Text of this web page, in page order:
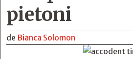
pietoni
de Bianca Solomon